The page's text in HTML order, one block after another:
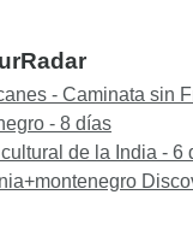
- Caminata sin
- 8 días
de la India - 6